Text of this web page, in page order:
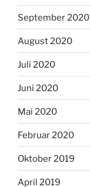
September 2020
August 2020
Juli 2020
Juni 2020
Mai 2020
Februar 2020
Oktober 2019
April 2019